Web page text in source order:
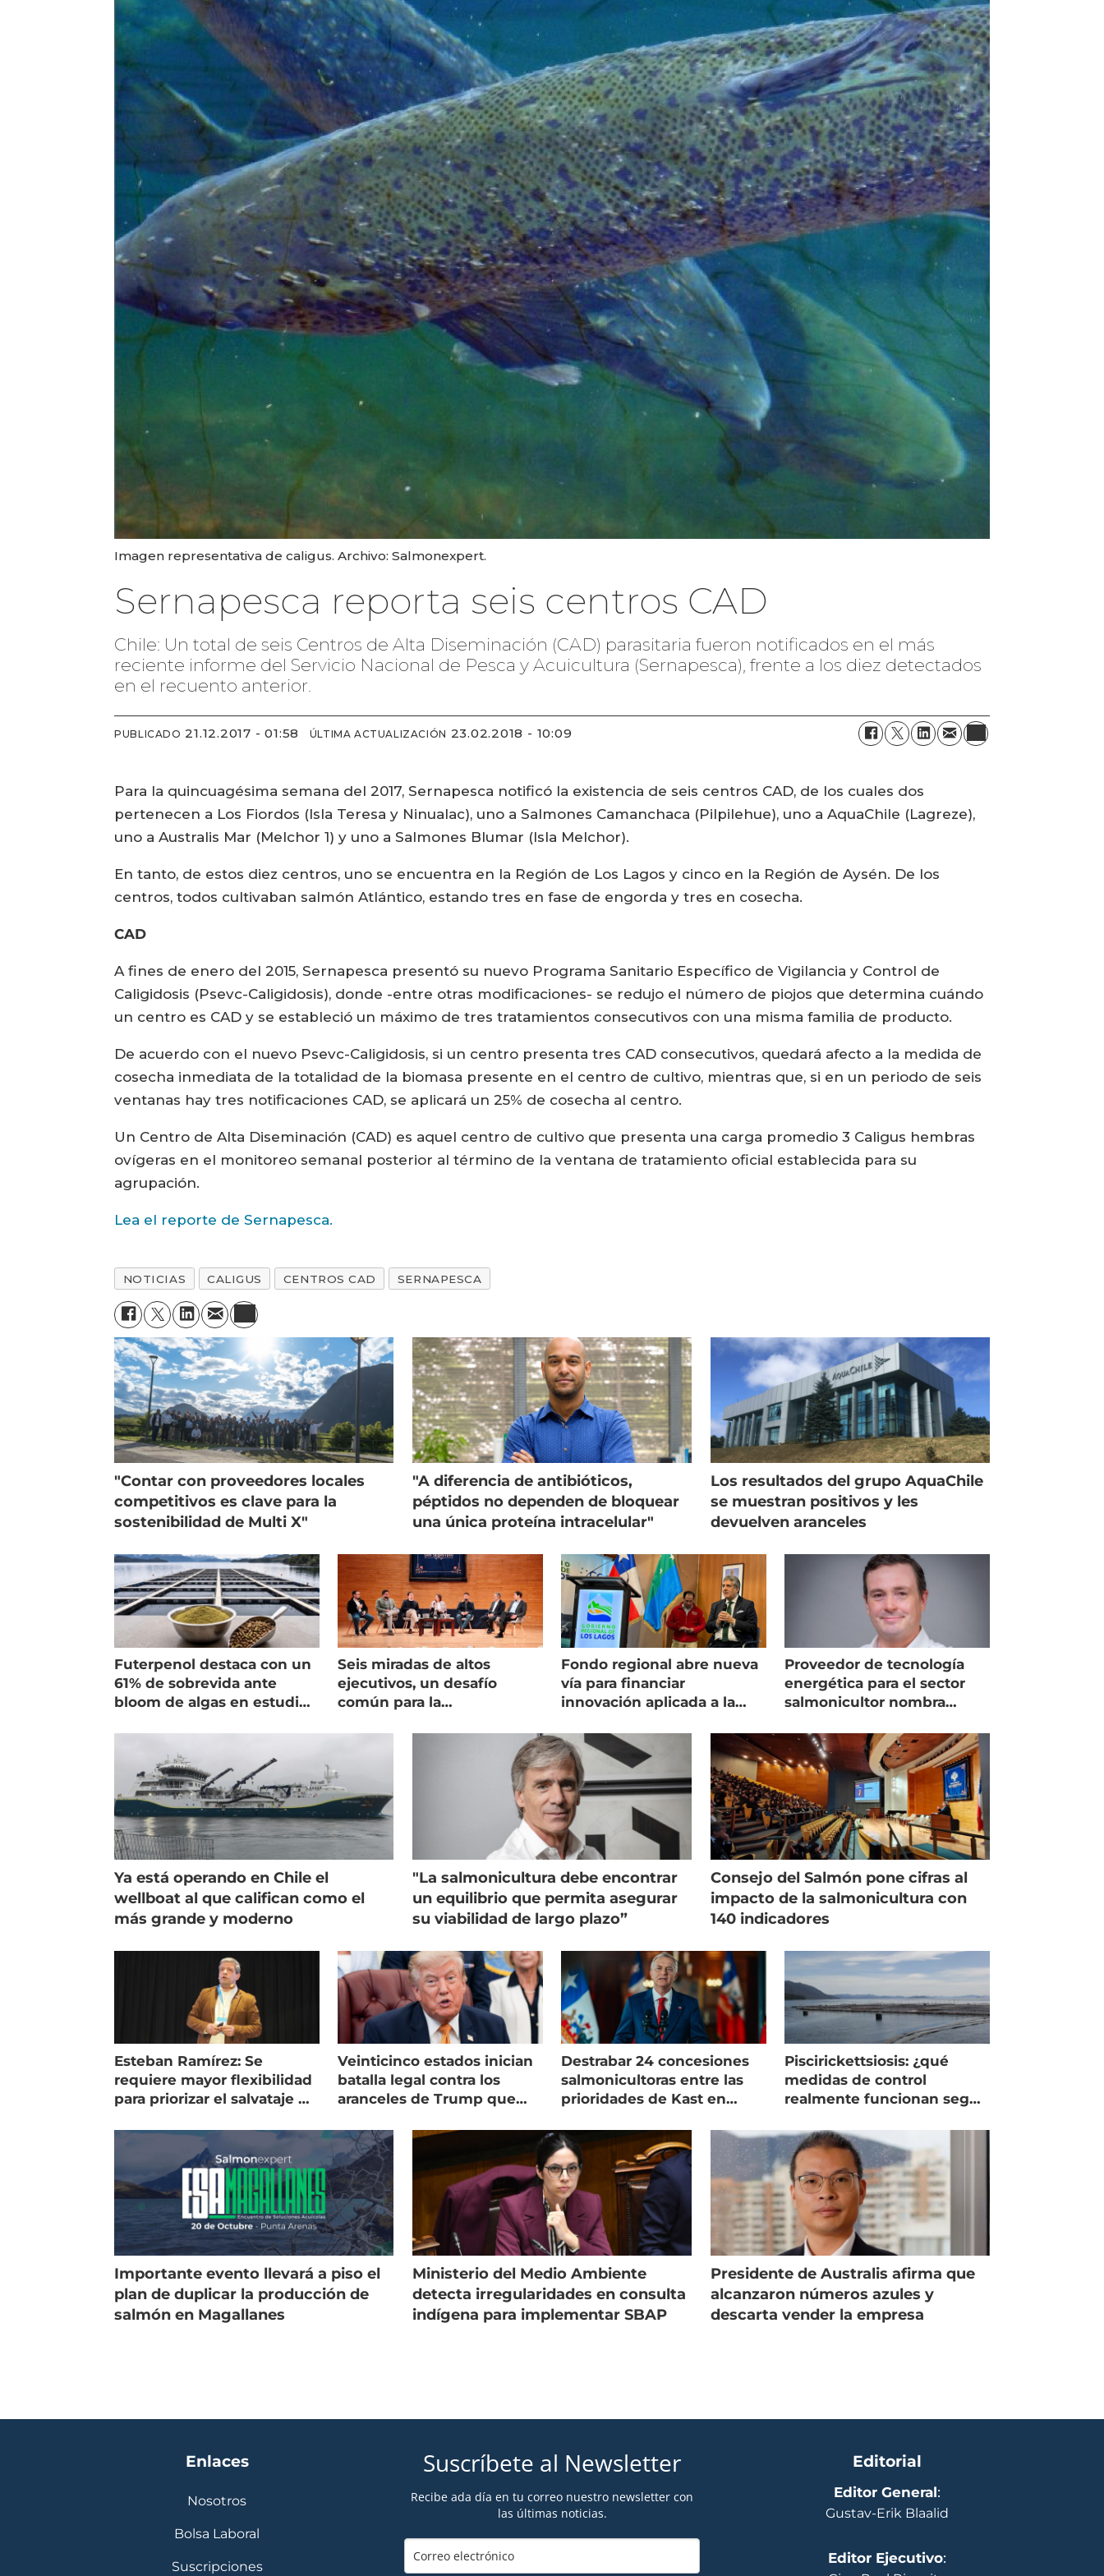
Imagen representativa de caligus. Archivo: Salmonexpert.
Sernapesca reporta seis centros CAD
Chile: Un total de seis Centros de Alta Diseminación (CAD) parasitaria fueron notificados en el más
reciente informe del Servicio Nacional de Pesca y Acuicultura (Sernapesca), frente a los diez detectados
en el recuento anterior.
PUBLICADO 21.12.2017 - 01:58 ÚLTIMA ACTUALIZACIÓN 23.02.2018 - 10:09
Para la quincuagésima semana del 2017, Sernapesca notificó la existencia de seis centros CAD, de los cuales dos
pertenecen a Los Fiordos (Isla Teresa y Ninualac), uno a Salmones Camanchaca (Pilpilehue), uno a AquaChile (Lagreze),
uno a Australis Mar (Melchor 1) y uno a Salmones Blumar (Isla Melchor).
En tanto, de estos diez centros, uno se encuentra en la Región de Los Lagos y cinco en la Región de Aysén. De los
centros, todos cultivaban salmón Atlántico, estando tres en fase de engorda y tres en cosecha.
CAD
A fines de enero del 2015, Sernapesca presentó su nuevo Programa Sanitario Específico de Vigilancia y Control de
Caligidosis (Psevc-Caligidosis), donde -entre otras modificaciones- se redujo el número de piojos que determina cuándo
un centro es CAD y se estableció un máximo de tres tratamientos consecutivos con una misma familia de producto.
De acuerdo con el nuevo Psevc-Caligidosis, si un centro presenta tres CAD consecutivos, quedará afecto a la medida de
cosecha inmediata de la totalidad de la biomasa presente en el centro de cultivo, mientras que, si en un periodo de seis
ventanas hay tres notificaciones CAD, se aplicará un 25% de cosecha al centro.
Un Centro de Alta Diseminación (CAD) es aquel centro de cultivo que presenta una carga promedio 3 Caligus hembras
ovígeras en el monitoreo semanal posterior al término de la ventana de tratamiento oficial establecida para su
agrupación.
Lea el reporte de Sernapesca.
NOTICIAS CALIGUS CENTROS CAD SERNAPESCA
"Contar con proveedores locales
competitivos es clave para la
sostenibilidad de Multi X"
"A diferencia de antibióticos,
péptidos no dependen de bloquear
una única proteína intracelular"
Los resultados del grupo AquaChile
se muestran positivos y les
devuelven aranceles
Futerpenol destaca con un
61% de sobrevida ante
bloom de algas en estudio
Seis miradas de altos
ejecutivos, un desafío
común para la
Fondo regional abre nueva
vía para financiar
innovación aplicada a la
Proveedor de tecnología
energética para el sector
salmonicultor nombra
Ya está operando en Chile el
wellboat al que califican como el
más grande y moderno
"La salmonicultura debe encontrar
un equilibrio que permita asegurar
su viabilidad de largo plazo”
Consejo del Salmón pone cifras al
impacto de la salmonicultura con
140 indicadores
Esteban Ramírez: Se
requiere mayor flexibilidad
para priorizar el salvataje de
Veinticinco estados inician
batalla legal contra los
aranceles de Trump que
Destrabar 24 concesiones
salmonicultoras entre las
prioridades de Kast en
Piscirickettsiosis: ¿qué
medidas de control
realmente funcionan según
Importante evento llevará a piso el
plan de duplicar la producción de
salmón en Magallanes
Ministerio del Medio Ambiente
detecta irregularidades en consulta
indígena para implementar SBAP
Presidente de Australis afirma que
alcanzaron números azules y
descarta vender la empresa
Enlaces
Nosotros
Bolsa Laboral
Suscripciones
Suscríbete al Newsletter
Recibe ada día en tu correo nuestro newsletter con
las últimas noticias.
Editorial
Editor General:
Gustav-Erik Blaalid
Editor Ejecutivo: